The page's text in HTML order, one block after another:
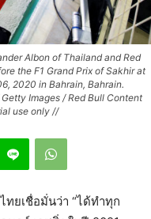
Albon of Thailand and Red
the F1 Grand Prix of Sakhir at
2020 in Bahrain, Bahrain.
Images / Red Bull Content
use only //
ทยเชื่อมั่นว่า “ได้ทำทุก